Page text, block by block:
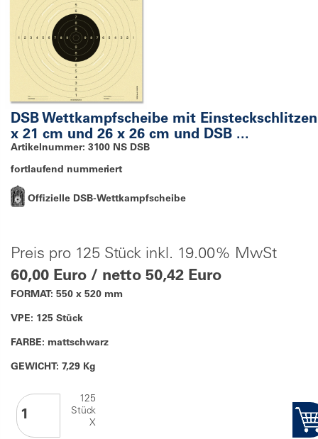
DSB Wettkampfscheibe mit
x 21 cm und 26 x 26 cm und DSB ...
Artikelnummer: 3100 NS DSB
fortlaufend nummeriert
Offizielle DSB-Wettkampfscheibe
Preis pro 125 Stück inkl. 19.00% MwSt
60,00 Euro / netto 50,42 Euro
FORMAT: 550 x 520 mm
VPE: 125 Stück
FARBE: mattschwarz
GEWICHT: 7,29 Kg
125
Stück
X